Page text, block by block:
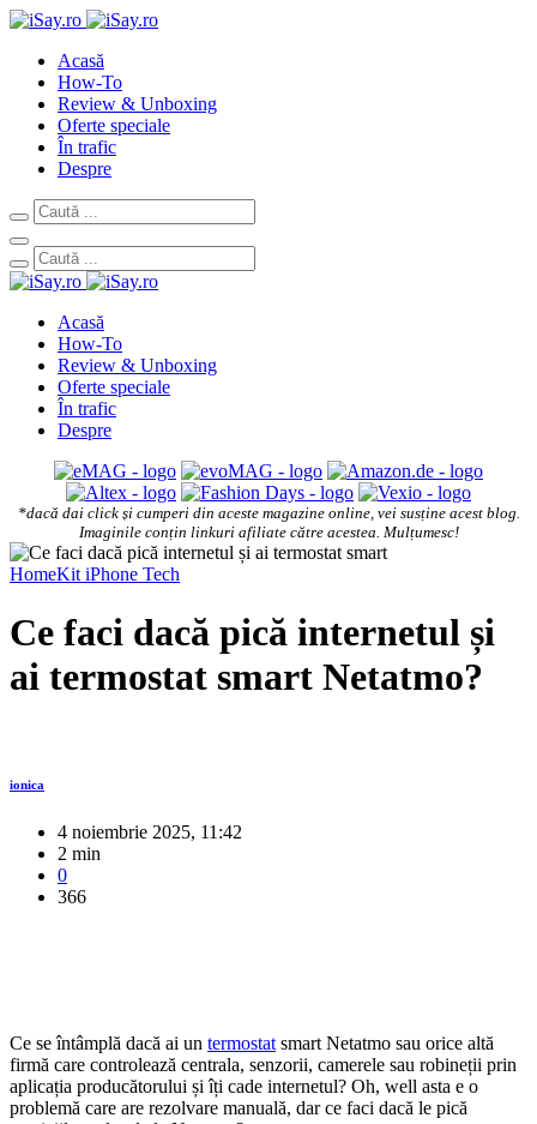
Acasă
How-To
Review & Unboxing
Oferte speciale
În trafic
Despre
Acasă
How-To
Review & Unboxing
Oferte speciale
În trafic
Despre
*dacă dai click și cumperi din aceste magazine online, vei susține acest blog.
Imaginile conțin linkuri afiliate către acestea. Mulțumesc!
HomeKit iPhone Tech
Ce faci dacă pică internetul și
ai termostat smart Netatmo?
ionica
4 noiembrie 2025, 11:42
2 min
0
366
Ce se întâmplă dacă ai un termostat smart Netatmo sau orice altă
firmă care controlează centrala, senzorii, camerele sau robineții prin
aplicația producătorului și îți cade internetul? Oh, well asta e o
problemă care are rezolvare manuală, dar ce faci dacă le pică